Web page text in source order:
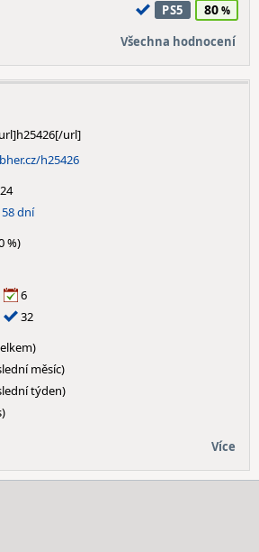
PS5 80
Všechna hodnocení
h25426
dní
%)
6
32
měsíc)
týden)
Více